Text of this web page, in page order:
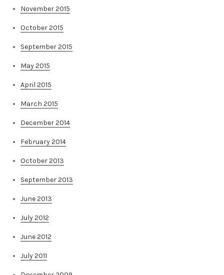
November 2015
October 2015
September 2015
May 2015
April 2015
March 2015
December 2014
February 2014
October 2013
September 2013
June 2013
July 2012
June 2012
July 2011